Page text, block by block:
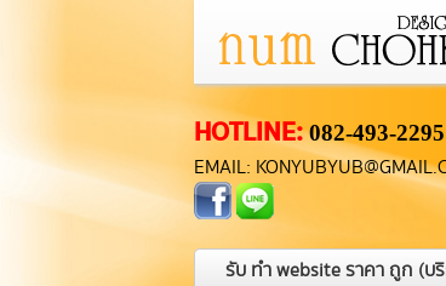
HOTLINE: 082-493-2295
EMAIL:
รับ ทํา website ราคา ถูก (บ